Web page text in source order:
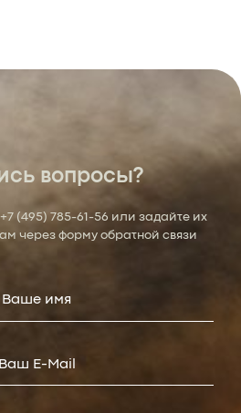
вопросы?
+7 (495) 785-61-56 или задайте их
через форму обратной связи